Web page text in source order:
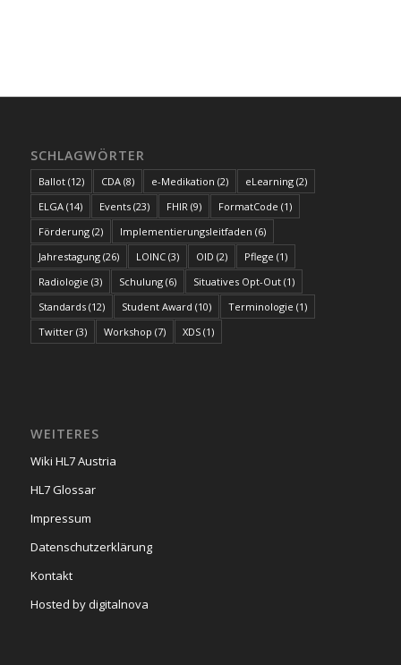
SCHLAGWÖRTER
Ballot(12) CDA(8) e-Medikation (2) eLearning(2)
ELGA(14) Events(23) FHIR(9) FormatCode (1)
Förderung(2) Implementierungsleitfaden (6)
Jahrestagung(26) LOINC(3) OID (2) Pflege (1)
Radiologie (3) Schulung(6) Situatives Opt-Out(1)
Standards(12) Student Award (10) Terminologie (1)
Twitter(3) Workshop (7) XDS(1)
WEITERES
Wiki HL7 Austria
HL7 Glossar
Impressum
Datenschutzerklärung
Kontakt
Hosted by digitalnova